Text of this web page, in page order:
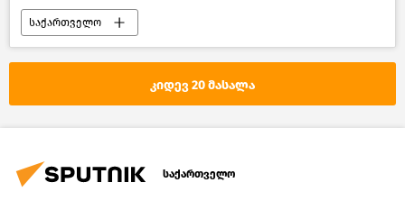
საქართველო
საქართველოს ფინანსთა სამინიტრო
ახალი ამბები
კიდევ 20 მასალა
საქართველო